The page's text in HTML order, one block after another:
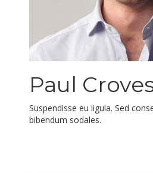
Paul
Suspendisse eu ligula. Sed
bibendum sodales.